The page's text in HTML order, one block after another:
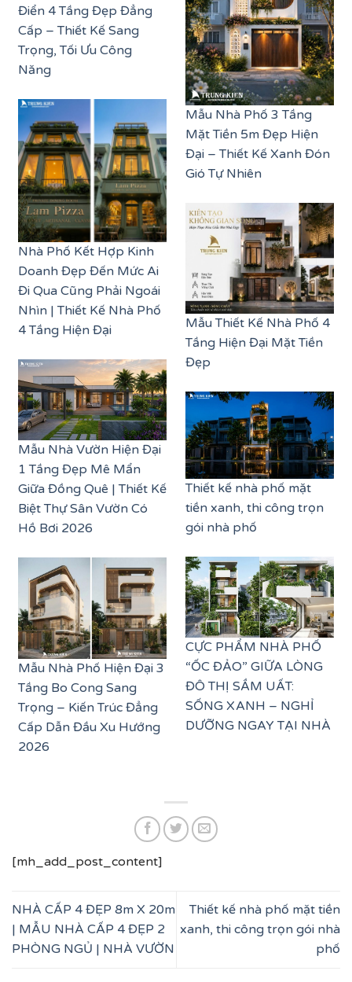
Điển 4 Tầng Đẹp Đẳng
Cấp – Thiết Kế Sang
Trọng, Tối Ưu Công
Năng
Nhà Phố Kết Hợp Kinh
Doanh Đẹp Đến Mức Ai
Đi Qua Cũng Phải Ngoái
Nhìn | Thiết Kế Nhà Phố
4 Tầng Hiện Đại
Mẫu Nhà Vườn Hiện Đại
1 Tầng Đẹp Mê Mẩn
Giữa Đồng Quê | Thiết Kế
Biệt Thự Sân Vườn Có
Hồ Bơi 2026
Mẫu Nhà Phố Hiện Đại 3
Tầng Bo Cong Sang
Trọng – Kiến Trúc Đẳng
Cấp Dẫn Đầu Xu Hướng
2026
Mẫu Nhà Phố 3 Tầng
Mặt Tiền 5m Đẹp Hiện
Đại – Thiết Kế Xanh Đón
Gió Tự Nhiên
Mẫu Thiết Kế Nhà Phố 4
Tầng Hiện Đại Mặt Tiền
Đẹp
Thiết kế nhà phố mặt
tiền xanh, thi công trọn
gói nhà phố
CỰC PHẨM NHÀ PHỐ
“ỐC ĐẢO” GIỮA LÒNG
ĐÔ THỊ SẦM UẤT:
SỐNG XANH – NGHỈ
DƯỠNG NGAY TẠI NHÀ
[mh_add_post_content]
NHÀ CẤP 4 ĐẸP 8m X 20m
| MẪU NHÀ CẤP 4 ĐẸP 2
PHÒNG NGỦ | NHÀ VƯỜN
Thiết kế nhà phố mặt tiền
xanh, thi công trọn gói nhà
phố